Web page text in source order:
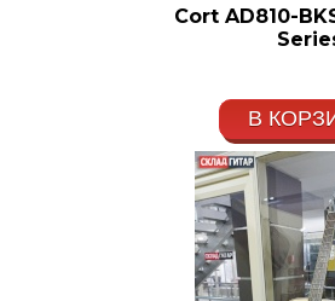
Cort AD810-
В